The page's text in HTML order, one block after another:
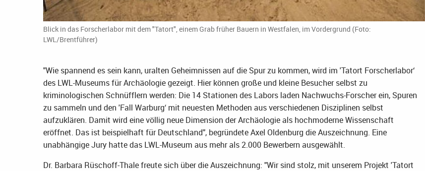
Blick in das Forscherlabor mit dem "Tatort", einem Grab früher Bauern in Westfalen, im Vordergrund (Foto:
LWL/Brentführer)
"Wie spannend es sein kann, uralten Geheimnissen auf die Spur zu kommen, wird im 'Tatort Forscherlabor‘
des LWL-Museums für Archäologie gezeigt. Hier können große und kleine Besucher selbst zu
kriminologischen Schnüfflern werden: Die 14 Stationen des Labors laden Nachwuchs-Forscher ein, Spuren
zu sammeln und den 'Fall Warburg‘ mit neuesten Methoden aus verschiedenen Disziplinen selbst
aufzuklären. Damit wird eine völlig neue Dimension der Archäologie als hochmoderne Wissenschaft
eröffnet. Das ist beispielhaft für Deutschland", begründete Axel Oldenburg die Auszeichnung. Eine
unabhängige Jury hatte das LWL-Museum aus mehr als 2.000 Bewerbern ausgewählt.
Dr. Barbara Rüschoff-Thale freute sich über die Auszeichnung: "Wir sind stolz, mit unserem Projekt 'Tatort